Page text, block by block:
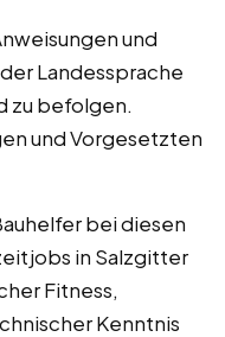
und
Landessprache
zu befolgen.
und Vorgesetzten
bei diesen
in Salzgitter
Fitness,
Kenntnis